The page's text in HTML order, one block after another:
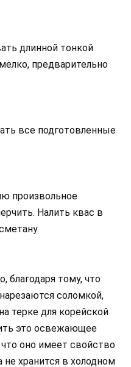
длинной тонкой
предварительно
все подготовленные
произвольное
Налить квас в
благодаря тому, что
соломкой,
терке для корейской
это освежающее
оно имеет свойство
хранится в холодном